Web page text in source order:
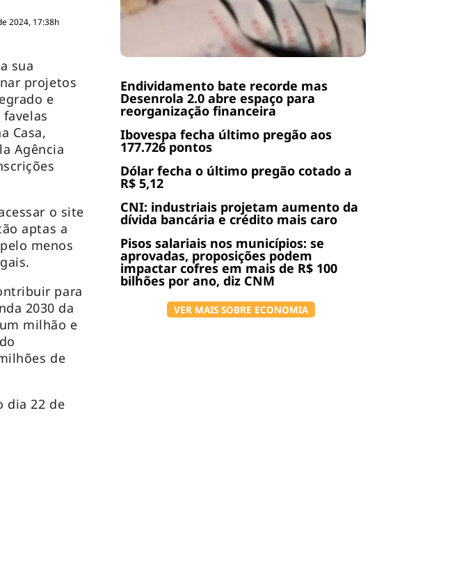
Endividamento bate recorde mas
Desenrola 2.0 abre espaço para
reorganização financeira
Ibovespa fecha último pregão aos
177.726 pontos
Dólar fecha o último pregão cotado a
R$ 5,12
CNI: industriais projetam aumento da
dívida bancária e crédito mais caro
Pisos salariais nos municípios: se
aprovadas, proposições podem
impactar cofres em mais de R$ 100
bilhões por ano, diz CNM
VER MAIS SOBRE ECONOMIA
2024, 17:38h
sua
projetos
e
Casa,
Agência
o site
aptas a
menos
para
2030 da
milhão e
de
dia 22 de